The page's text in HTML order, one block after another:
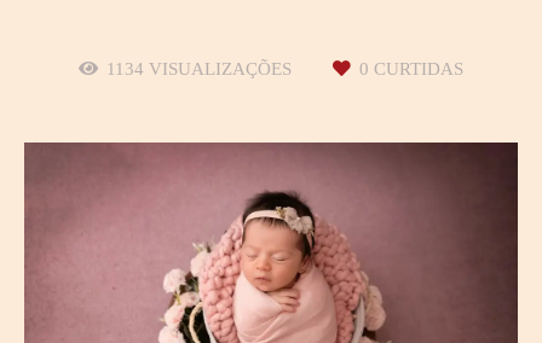
1134 VISUALIZAÇÕES 0 CURTIDAS